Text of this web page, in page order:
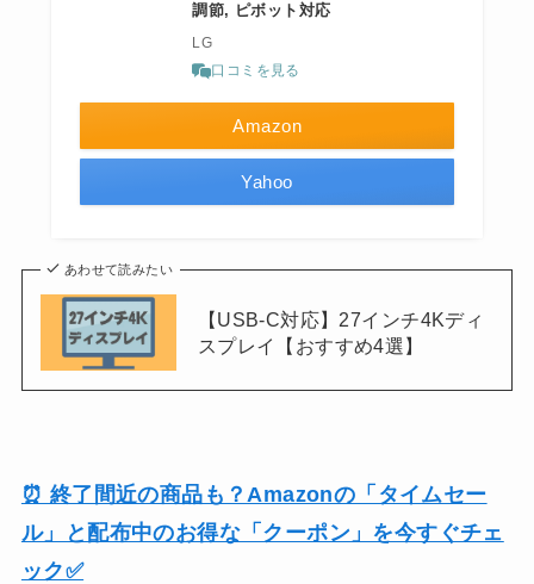
調節, ピボット対応
LG
口コミを見る
Amazon
Yahoo
あわせて読みたい
【USB-C対応】27インチ4Kディ
スプレイ【おすすめ4選】
⏰ 終了間近の商品も？Amazonの「タイムセー
ル」と配布中のお得な「クーポン」を今すぐチェ
ック✅